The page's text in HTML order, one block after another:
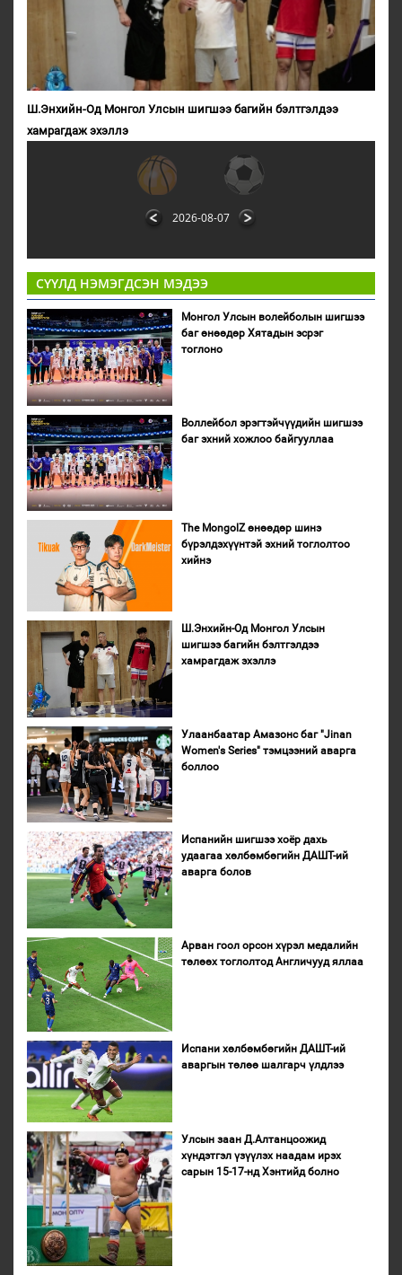
Ш.Энхийн-Од Монгол Улсын шигшээ багийн бэлтгэлдээ
хамрагдаж эхэллэ
2026-08-07
СҮҮЛД НЭМЭГДСЭН МЭДЭЭ
Монгол Улсын волейболын шигшээ
баг өнөөдөр Хятадын эсрэг
тоглоно
Воллейбол эрэгтэйчүүдийн шигшээ
баг эхний хожлоо байгууллаа
The MongolZ өнөөдөр шинэ
бүрэлдэхүүнтэй эхний тоглолтоо
хийнэ
Ш.Энхийн-Од Монгол Улсын
шигшээ багийн бэлтгэлдээ
хамрагдаж эхэллэ
Улаанбаатар Амазонс баг "Jinan
Women's Series" тэмцээний аварга
боллоо
Испанийн шигшээ хоёр дахь
удаагаа хөлбөмбөгийн ДАШТ-ий
аварга болов
Арван гоол орсон хүрэл медалийн
төлөөх тоглолтод Англичууд яллаа
Испани хөлбөмбөгийн ДАШТ-ий
аваргын төлөө шалгарч үлдлээ
Улсын заан Д.Алтанцоожид
хүндэтгэл үзүүлэх наадам ирэх
сарын 15-17-нд Хэнтийд болно